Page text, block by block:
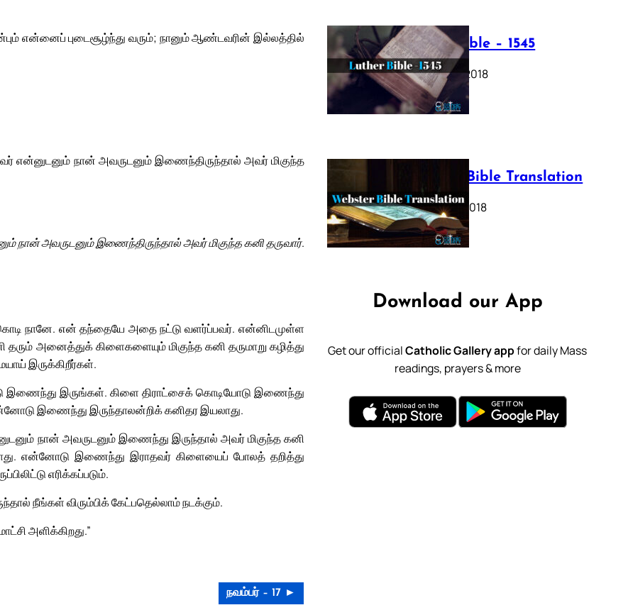
என்னைப் புடைசூழ்ந்து வரும்; நானும் ஆண்டவரின் இல்லத்தில்
என்னுடனும் நான் அவருடனும் இணைந்திருந்தால் அவர் மிகுந்த
நான் அவருடனும் இணைந்திருந்தால் அவர் மிகுந்த கனி தருவார்.
நானே. என் தந்தையே அதை நட்டு வளர்ப்பவர். என்னிடமுள்ள
அனைத்துக் கிளைகளையும் மிகுந்த கனி தருமாறு கழித்து
இருக்கிறீர்கள்.
இருங்கள். கிளை திராட்சைக் கொடியோடு இணைந்து
இணைந்து இருந்தாலன்றிக் கனிதர இயலாது.
நான் அவருடனும் இணைந்து இருந்தால் அவர் மிகுந்த கனி
என்னோடு இணைந்து இராதவர் கிளையைப் போலத் தறித்து
எரிக்கப்படும்.
நீங்கள் விரும்பிக் கேட்பதெல்லாம் நடக்கும்.
அளிக்கிறது.”
நவம்பர் – 17 ►
Luther Bible – 1545
October 17, 2018
Webster Bible Translation
October 11, 2018
Download our App
Get our officialCatholic Gallery appfor daily Mass
readings, prayers & more